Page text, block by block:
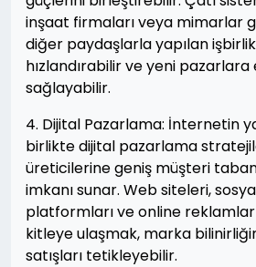
inşaat firmaları veya mimarlar
diğer paydaşlarla yapılan
hızlandırabilir ve yeni pazarlara
sağlayabilir.
4. Dijital Pazarlama: İnternetin
birlikte dijital pazarlama
üreticilerine geniş müşteri
imkanı sunar. Web siteleri,
platformları ve online reklamlar
kitleye ulaşmak, marka
satışları tetikleyebilir.